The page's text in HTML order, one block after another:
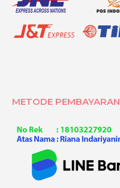
METODE PEMBAYARAN